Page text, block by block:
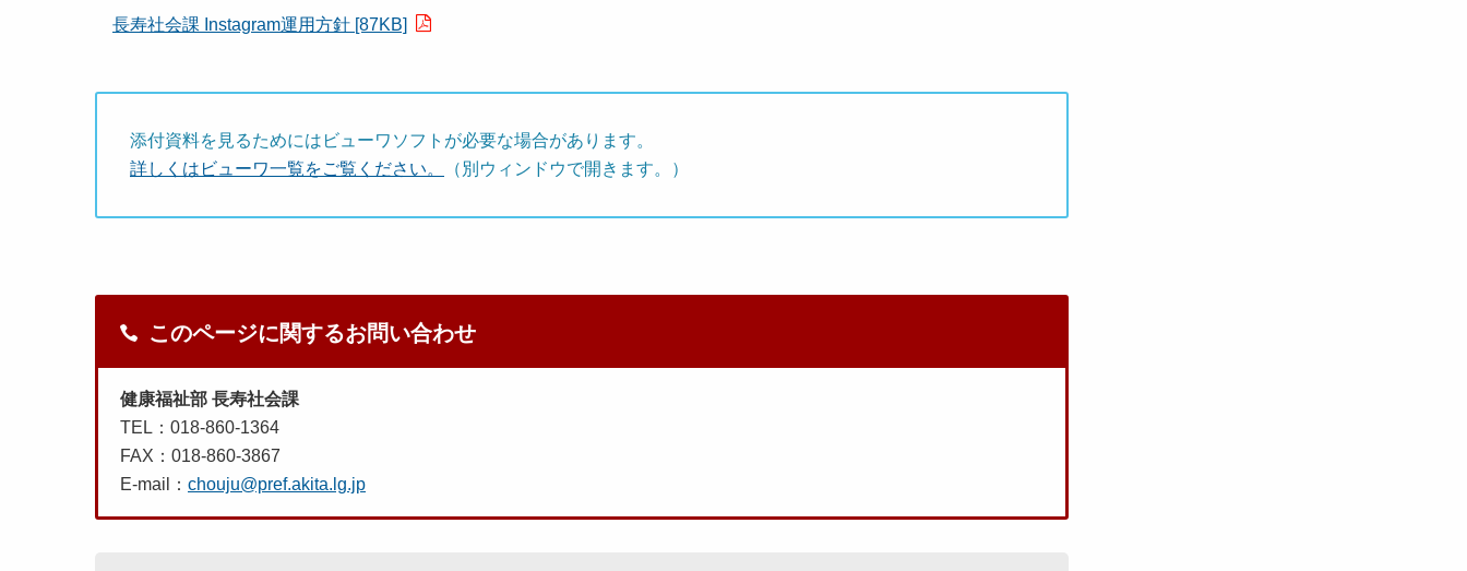
長寿社会課 Instagram運用方針 [87KB]
添付資料を見るためにはビューワソフトが必要な場合があります。
詳しくはビューワ一覧をご覧ください。
（別ウィンドウで開きます。）
このページに関するお問い合わせ
健康福祉部 長寿社会課
TEL：018-860-1364
FAX：018-860-3867
E-mail： chouju@pref.akita.lg.jp